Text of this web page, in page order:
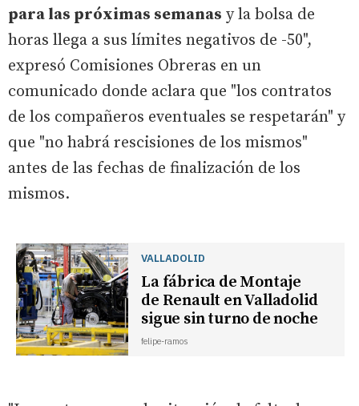
para las próximas semanas y la bolsa de
horas llega a sus límites negativos de -50",
expresó Comisiones Obreras en un
comunicado donde aclara que "los contratos
de los compañeros eventuales se respetarán" y
que "no habrá rescisiones de los mismos"
antes de las fechas de finalización de los
mismos.
VALLADOLID
La fábrica de Montaje
de Renault en Valladolid
sigue sin turno de noche
felipe-ramos